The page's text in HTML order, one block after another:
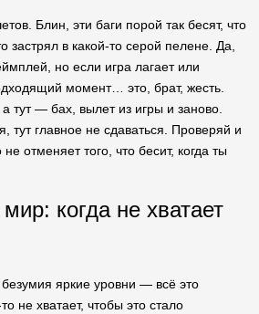
Блин, эти баги порой так бесят, что
застрял в какой-то серой пелене. Да,
но если игра лагает или
момент… это, брат, жесть.
тут — бах, вылет из игры и заново.
тут главное не сдаваться. Проверяй и
отменяет того, что бесит, когда ты
когда не хватает
яркие уровни — всё это
не хватает, чтобы это стало